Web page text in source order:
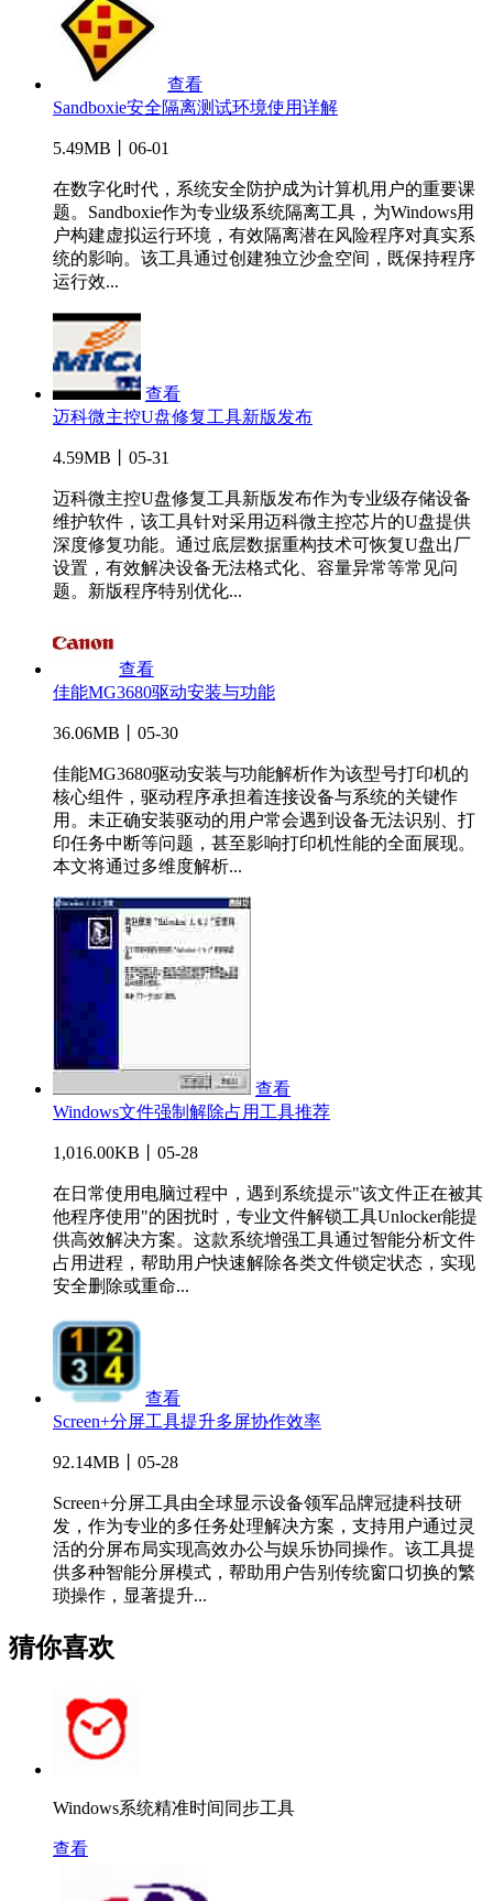
查看
Sandboxie安全隔离测试环境使用详解
5.49MB丨06-01
在数字化时代，系统安全防护成为计算机用户的重要课
题。Sandboxie作为专业级系统隔离工具，为Windows用
户构建虚拟运行环境，有效隔离潜在风险程序对真实系
统的影响。该工具通过创建独立沙盒空间，既保持程序
运行效...
查看
迈科微主控U盘修复工具新版发布
4.59MB丨05-31
迈科微主控U盘修复工具新版发布作为专业级存储设备
维护软件，该工具针对采用迈科微主控芯片的U盘提供
深度修复功能。通过底层数据重构技术可恢复U盘出厂
设置，有效解决设备无法格式化、容量异常等常见问
题。新版程序特别优化...
查看
佳能MG3680驱动安装与功能
36.06MB丨05-30
佳能MG3680驱动安装与功能解析作为该型号打印机的
核心组件，驱动程序承担着连接设备与系统的关键作
用。未正确安装驱动的用户常会遇到设备无法识别、打
印任务中断等问题，甚至影响打印机性能的全面展现。
本文将通过多维度解析...
查看
Windows文件强制解除占用工具推荐
1,016.00KB丨05-28
在日常使用电脑过程中，遇到系统提示"该文件正在被其
他程序使用"的困扰时，专业文件解锁工具Unlocker能提
供高效解决方案。这款系统增强工具通过智能分析文件
占用进程，帮助用户快速解除各类文件锁定状态，实现
安全删除或重命...
查看
Screen+分屏工具提升多屏协作效率
92.14MB丨05-28
Screen+分屏工具由全球显示设备领军品牌冠捷科技研
发，作为专业的多任务处理解决方案，支持用户通过灵
活的分屏布局实现高效办公与娱乐协同操作。该工具提
供多种智能分屏模式，帮助用户告别传统窗口切换的繁
琐操作，显著提升...
猜你喜欢
Windows系统精准时间同步工具
查看